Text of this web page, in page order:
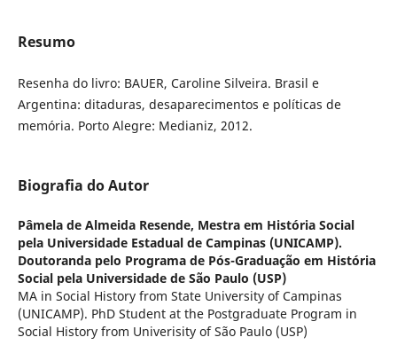
Resumo
Resenha do livro: BAUER, Caroline Silveira. Brasil e
Argentina: ditaduras, desaparecimentos e políticas de
memória. Porto Alegre: Medianiz, 2012.
Biografia do Autor
Pâmela de Almeida Resende, Mestra em História Social
pela Universidade Estadual de Campinas (UNICAMP).
Doutoranda pelo Programa de Pós-Graduação em História
Social pela Universidade de São Paulo (USP)
MA in Social History from State University of Campinas
(UNICAMP). PhD Student at the Postgraduate Program in
Social History from Univerisity of São Paulo (USP)